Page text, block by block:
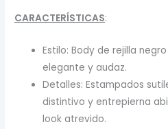
CARACTERÍSTICAS:
Estilo: Body de rejilla
elegante y audaz.
Detalles: Estampados
distintivo y entrepierna
look atrevido.